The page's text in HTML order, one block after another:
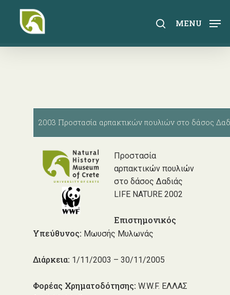
content
search
MENU
2003 Προστασία αρπακτικών πουλιών στο δάσος
Προστασία
αρπακτικών πουλιών
στο δάσος Δαδιάς
LIFE NATURE 2002
Επιστημονικός
Υπεύθυνος: Μωυσής Μυλωνάς
Διάρκεια: 1/11/2003 – 30/11/2005
Φορέας Χρηματοδότησης: W.W.F. ΕΛΛΑΣ